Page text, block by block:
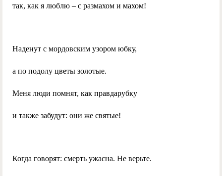
так, как я люблю – с размахом и махом!
Наденут с мордовским узором юбку,
а по подолу цветы золотые.
Меня люди помнят, как правдарубку
и также забудут: они же святые!
Когда говорят: смерть ужасна. Не верьте.